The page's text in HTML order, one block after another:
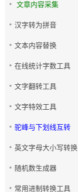
文章内容采集
汉字转为拼音
文本内容替换
在线统计字数工具
文字翻转工具
文字特效工具
驼峰与下划线互转
英文字母大小写转换
随机数生成器
常用进制转换工具